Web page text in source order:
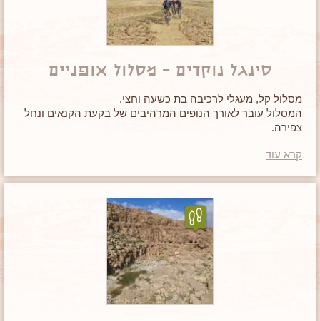
סינגל נוקדים – מסלול אופניים
מסלול קל, מעגלי לרכיבה בת כשעה וחצי.
המסלול עובר לאורך הנופים המרהיבים של בקעת הקנאים ונחל
צפירה.
קרא עוד